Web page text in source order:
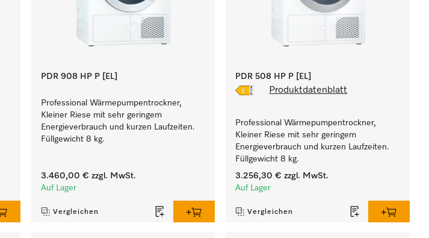
PDR 908 HP P [EL]
Professional Wärmepumpentrockner,
Kleiner Riese mit sehr geringem
Energieverbrauch und kurzen Laufzeiten.
Füllgewicht 8 kg.
3.460,00 € zzgl. MwSt.
Auf Lager
Vergleichen
PDR 508 HP P [EL]
Produktdatenblatt
Professional Wärmepumpentrockner,
Kleiner Riese mit sehr geringem
Energieverbrauch und kurzen Laufzeiten.
Füllgewicht 8 kg.
3.256,30 € zzgl. MwSt.
Auf Lager
Vergleichen